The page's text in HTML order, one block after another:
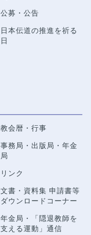
公募・公告
日本伝道の推進を祈る
日
教会暦・行事
事務局・出版局・年金
局
リンク
文書・資料集 申請書等
ダウンロードコーナー
年金局・
「隠退教師を
支える運動」通信